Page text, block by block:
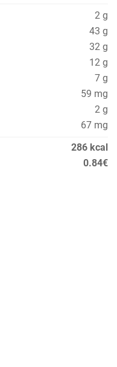
2 g
43 g
32 g
12 g
7 g
59 mg
2 g
67 mg
286 kcal
0.84€